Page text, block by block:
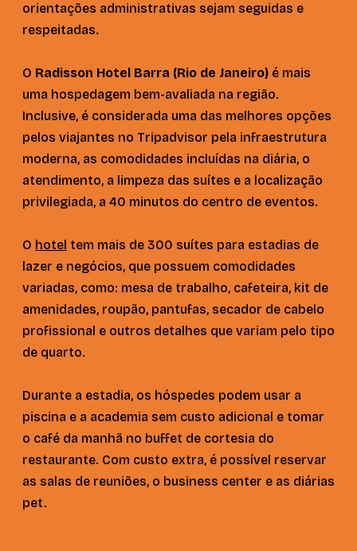
orientações administrativas sejam seguidas e
respeitadas.
O Radisson Hotel Barra (Rio de Janeiro) é mais
uma hospedagem bem-avaliada na região.
Inclusive, é considerada uma das melhores opções
pelos viajantes no Tripadvisor pela infraestrutura
moderna, as comodidades incluídas na diária, o
atendimento, a limpeza das suítes e a localização
privilegiada, a 40 minutos do centro de eventos.
O hotel tem mais de 300 suítes para estadias de
lazer e negócios, que possuem comodidades
variadas, como: mesa de trabalho, cafeteira, kit de
amenidades, roupão, pantufas, secador de cabelo
profissional e outros detalhes que variam pelo tipo
de quarto.
Durante a estadia, os hóspedes podem usar a
piscina e a academia sem custo adicional e tomar
o café da manhã no buffet de cortesia do
restaurante. Com custo extra, é possível reservar
as salas de reuniões, o business center e as diárias
pet.